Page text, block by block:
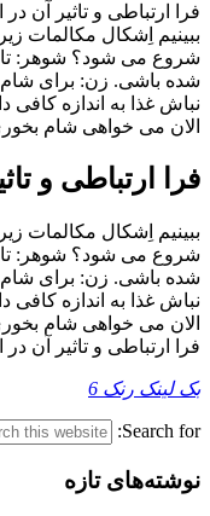
فرا ارتباطی و تاثیر آن
ببینیم اِشکال
شروع می شود؟ شوهر: تا
شده باشی. زن: برای شام
نباش غذا به اندازه
الان می خواهی شام
فرا ارتباطی و
ببینیم اِشکال
شروع می شود؟ شوهر: تا
شده باشی. زن: برای شام
نباش غذا به اندازه
الان می خواهی شام
فرا ارتباطی و تاثیر آن
بک لینک رنک 6
Search for:
نوشته‌های تازه